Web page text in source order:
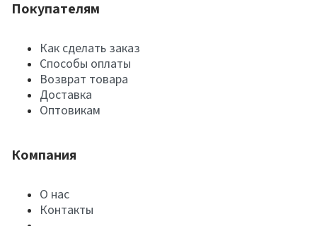
Покупателям
Как сделать заказ
Способы оплаты
Возврат товара
Доставка
Оптовикам
Компания
О нас
Контакты